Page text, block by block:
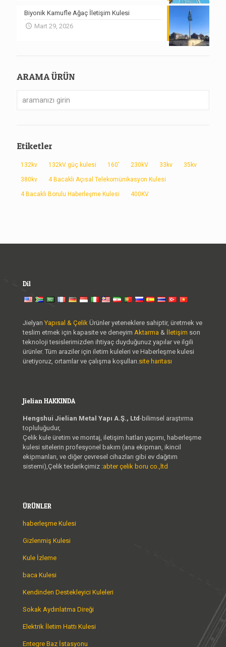
Biyonik Kamufle Ağaç İletişim Kulesi
Mart 29, 2026
ARAMA ÜRÜN
Etiketler
132kv 132kV güç kulesi 160' 230kV 33kv 35kv
380kv 4 Bacaklı Açısal Telekomünikasyon Kulesi
4 Bacaklı Borulu Haberleşme Kulesi 400KV
Dil
Jielyan Yapısal & Çelik Ürünler yeteneklere sahiptir, üretmek ve
teslim etmek için kapasite ve deneyim Aktarma & İletişim son
teknoloji tesislerimizden ihtiyaç duyduğunuz yapılar ve ilgili
ürünler. Tüm araziler için iletim kuleleri ve Haberleşme kulesi
üretiyoruz, ortamlar ve çalışma koşulları.site haritası
Jielian HAKKINDA
Hengshui Jielian Metal Yapı A.Ş., Ltd-bilimsel araştırma
topluluğudur,
Çelik kule üretim ve montaj, iletişim hatları yapımı, haberleşme
kulesi sitelerin profesyonel bakım (ana ekipman, ikincil
ekipmanları, ve diğer çevresel cihazları gibi ev dağıtım
sistemi),Çelik tedarikçimiz :abter çelik boru co.,ltd
ÜRÜNLER
haberleşme Kulesi
Gizlenmiş Kulesi
Kule İzleme
baca Kulesi
Kendinden Destekleyici Kuleleri
Sokak Aydınlatma Direği
Elektrik İletim Hattı Kulesi
Entegre Baz İstasyonu